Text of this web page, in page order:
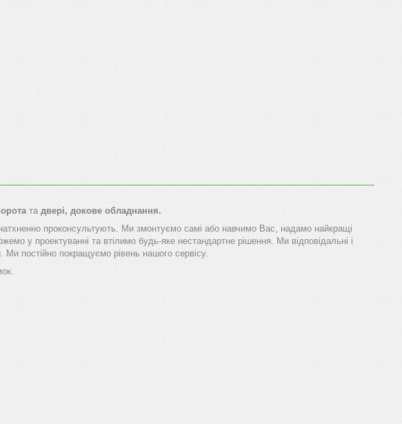
та двері, докове обладнання.
проконсультують. Ми змонтуємо самі або навчимо Вас, надамо найкращі
у проектуванні та втілимо будь-яке нестандартне рішення. Ми відповідальні і
постійно покращуємо рівень нашого сервісу.